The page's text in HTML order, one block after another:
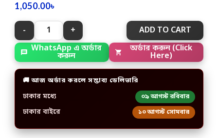
1,050.00৳
ADD TO CART
WhatsApp এ অর্ডার
করুন
অর্ডার করুন (Click
Here)
🚚 আজ অর্ডার করলে সম্ভাব্য ডেলিভারি
ঢাকার মধ্যে ০৯ আগস্ট রবিবার
ঢাকার বাইরে ১০ আগস্ট সোমবার